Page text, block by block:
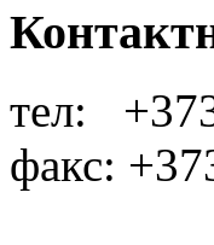
тел:
факс: